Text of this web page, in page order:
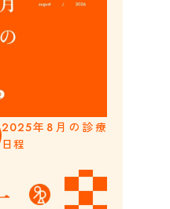
2025年8月の診療
日程